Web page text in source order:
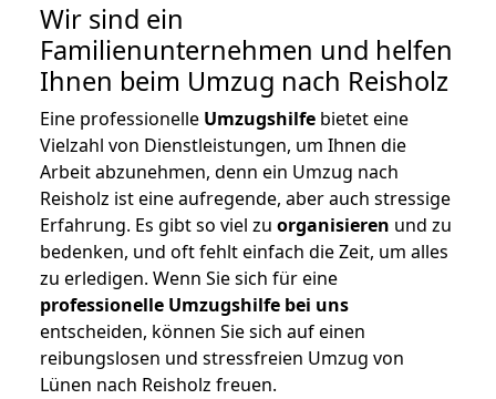
Wir sind ein
Familienunternehmen und helfen
Ihnen beim Umzug nach Reisholz
Eine professionelle Umzugshilfe bietet eine
Vielzahl von Dienstleistungen, um Ihnen die
Arbeit abzunehmen, denn ein Umzug nach
Reisholz ist eine aufregende, aber auch stressige
Erfahrung. Es gibt so viel zu organisieren und zu
bedenken, und oft fehlt einfach die Zeit, um alles
zu erledigen. Wenn Sie sich für eine
professionelle Umzugshilfe bei uns
entscheiden, können Sie sich auf einen
reibungslosen und stressfreien Umzug von
Lünen nach Reisholz freuen.